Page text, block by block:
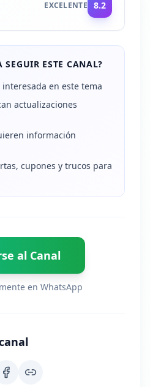
EXCELENTE 8.2
SEGUIR ESTE CANAL?
en este tema
actualizaciones
información
cupones y trucos para
al Canal
en WhatsApp